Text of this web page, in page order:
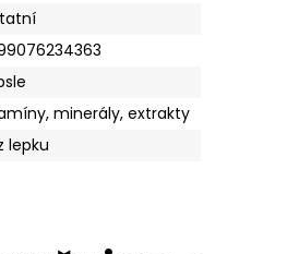
minerály, extrakty
lepku